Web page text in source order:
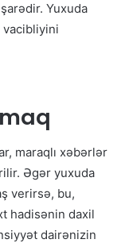
Yuxuda
maraqlı xəbərlər
Əgər yuxuda
verirsə, bu,
hadisənin daxil
dairənizin